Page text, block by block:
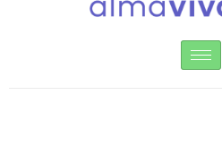
Instituto